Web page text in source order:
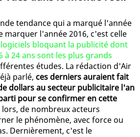
tendance qui a marqué l'année
marquer l'année 2016, c'est celle
bloquant la publicité dont
à 24 ans sont les plus grands
études. La rédaction d'Air
parlé, ces derniers auraient fait
dollars au secteur publicitaire l'an
pour se confirmer en cette
lors, de nombreux acteurs
le phénomène, avec force ou
Dernièrement, c'est le